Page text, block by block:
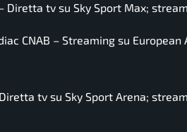
tv su Sky Sport Max;
CNAB – Streaming su European
tv su Sky Sport Arena;